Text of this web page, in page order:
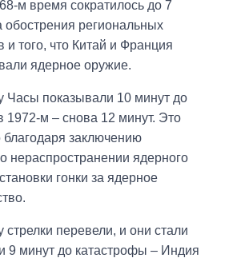
м время сократилось до 7
обострения региональных
и того, что Китай и Франция
ядерное оружие.
Часы показывали 10 минут до
1972-м – снова 12 минут. Это
заключению
нераспространении ядерного
гонки за ядерное
стрелки перевели, и они стали
9 минут до катастрофы – Индия